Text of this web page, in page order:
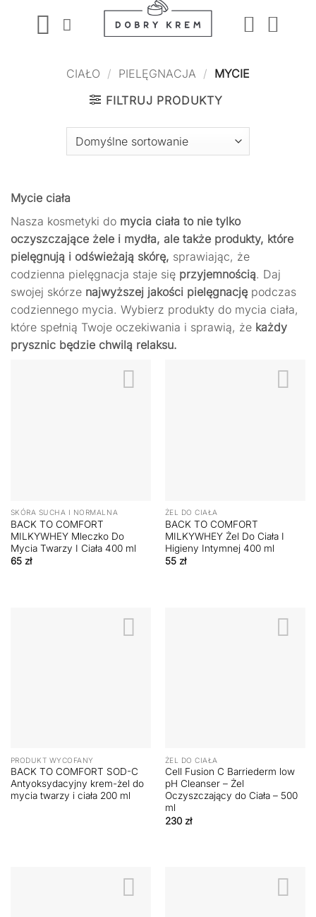
CIAŁO / PIELĘGNACJA / MYCIE
FILTRUJ PRODUKTY
Mycie ciała
Nasza kosmetyki do mycia ciała to nie tylko
oczyszczające żele i mydła, ale także produkty, które
pielęgnują i odświeżają skórę, sprawiając, że
codzienna pielęgnacja staje się przyjemnością. Daj
swojej skórze najwyższej jakości pielęgnację podczas
codziennego mycia. Wybierz produkty do mycia ciała,
które spełnią Twoje oczekiwania i sprawią, że każdy
prysznic będzie chwilą relaksu.
SKÓRA SUCHA I NORMALNA
BACK TO COMFORT
MILKYWHEY Mleczko Do
Mycia Twarzy I Ciała 400 ml
65 zł
ŻEL DO CIAŁA
BACK TO COMFORT
MILKYWHEY Żel Do Ciała I
Higieny Intymnej 400 ml
55 zł
PRODUKT WYCOFANY
BACK TO COMFORT SOD-C
Antyoksydacyjny krem-żel do
mycia twarzy i ciała 200 ml
ŻEL DO CIAŁA
Cell Fusion C Barriederm low
pH Cleanser – Żel
Oczyszczający do Ciała – 500
ml
230 zł